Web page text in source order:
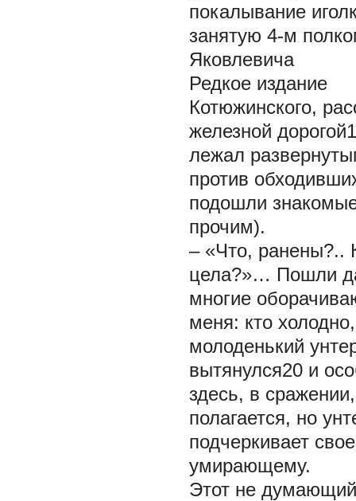
покалывание
занятую 4-м
Яковлевича
Редкое издание
Котюжинского,
железной
лежал
против
подошли
прочим).
– «Что, ранены?..
цела?»… Пошли
многие
меня: кто
молоденький
вытянулся20 и
здесь, в
полагается, но
подчеркивает
умирающему.
Этот не